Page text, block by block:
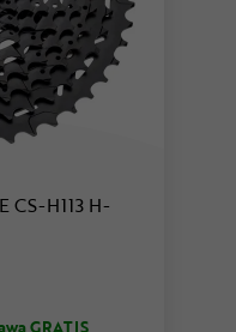
CS-H113 H-
GRATIS